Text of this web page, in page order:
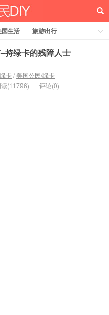
国生活
旅游出行
持绿卡的残障人士
绿卡/ 美国公民/绿卡
读(11796) 评论(0)